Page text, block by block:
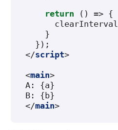
return () => {
clearInterval
}
});
</script>
<main>
A: {a}
</main>